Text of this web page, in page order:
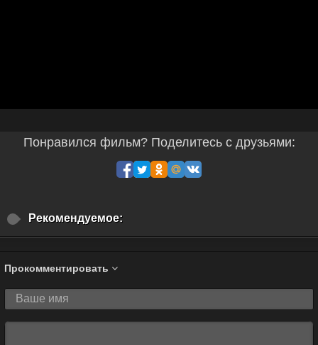
Понравился фильм? Поделитесь с друзьями:
Рекомендуемое:
Прокомментировать